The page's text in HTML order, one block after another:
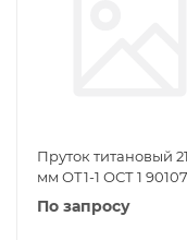
Пруток титановый
мм ОТ1-1 ОСТ 1
По запросу